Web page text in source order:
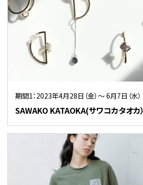
期間1：2023年4月28日（金）～ 6月7日（水）
SAWAKO KATAOKA(サワコカタオカ）